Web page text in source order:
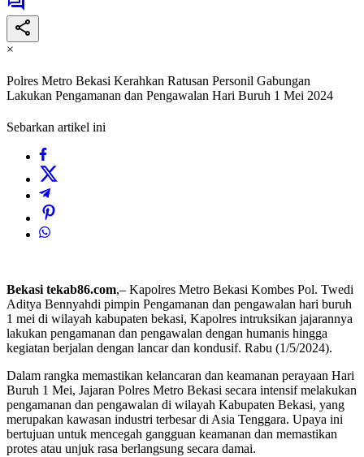
×
Polres Metro Bekasi Kerahkan Ratusan Personil Gabungan
Lakukan Pengamanan dan Pengawalan Hari Buruh 1 Mei 2024
Sebarkan artikel ini
Bekasi tekab86.com,– Kapolres Metro Bekasi Kombes Pol. Twedi
Aditya Bennyahdi pimpin Pengamanan dan pengawalan hari buruh
1 mei di wilayah kabupaten bekasi, Kapolres intruksikan jajarannya
lakukan pengamanan dan pengawalan dengan humanis hingga
kegiatan berjalan dengan lancar dan kondusif. Rabu (1/5/2024).
Dalam rangka memastikan kelancaran dan keamanan perayaan Hari
Buruh 1 Mei, Jajaran Polres Metro Bekasi secara intensif melakukan
pengamanan dan pengawalan di wilayah Kabupaten Bekasi, yang
merupakan kawasan industri terbesar di Asia Tenggara. Upaya ini
bertujuan untuk mencegah gangguan keamanan dan memastikan
protes atau unjuk rasa berlangsung secara damai.